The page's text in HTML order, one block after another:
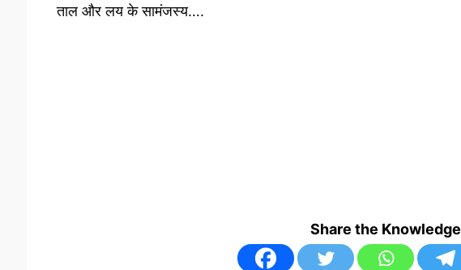
ताल और लय के सामंजस्य….
Share the Knowledge